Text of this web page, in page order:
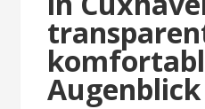
Augenblick